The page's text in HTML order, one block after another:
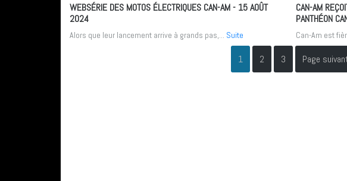
WEBSÉRIE DES MOTOS ÉLECTRIQUES CAN-AM- 15 AOÛT
2024
Alors que leur lancement arrive à grands pas,... Suite
CAN-AM
PANTHÉON
Can-Am est
1 2 3 Page